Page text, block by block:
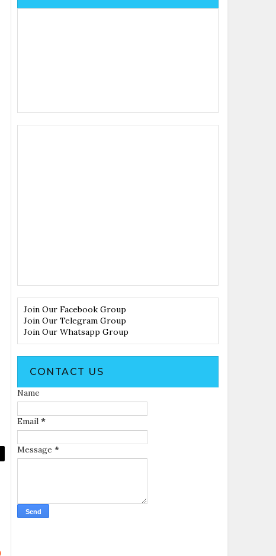
Join Our Facebook Group
Join Our Telegram Group
Join Our Whatsapp Group
CONTACT US
Name
Email *
Message *